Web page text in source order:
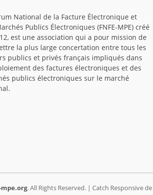
National de la Facture Électronique et
Publics Électroniques (FNFE-MPE) créé
est une association qui a pour mission de
la plus large concertation entre tous les
publics et privés français impliqués dans
des factures électroniques et des
publics électroniques sur le marché
. All Rights Reserved. | Catch Responsive de